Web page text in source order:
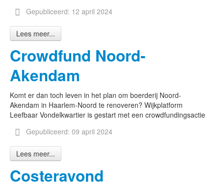
Gepubliceerd: 12 april 2024
Lees meer...
Crowdfund Noord-
Akendam
Komt er dan toch leven in het plan om boerderij Noord-
Akendam in Haarlem-Noord te renoveren? Wijkplatform
Leefbaar Vondelkwartier is gestart met een crowdfundingsactie
Gepubliceerd: 09 april 2024
Lees meer...
Costeravond